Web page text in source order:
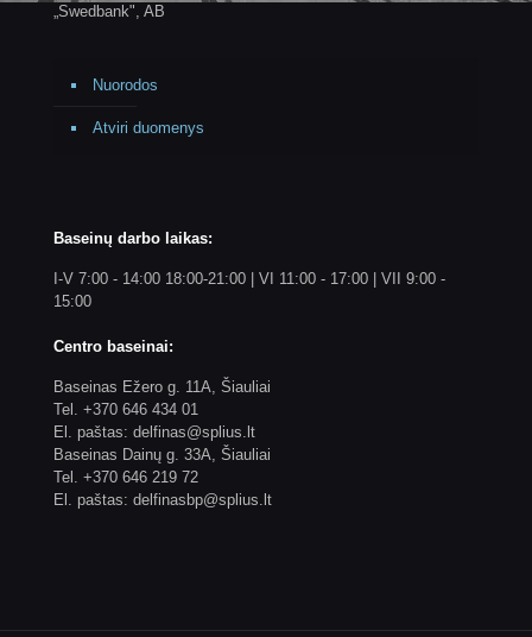
„Swedbank", AB
Nuorodos
Atviri duomenys
Baseinų darbo laikas:
I-V 7:00 - 14:00 18:00-21:00 | VI 11:00 - 17:00 | VII 9:00 -
15:00
Centro baseinai:
Baseinas Ežero g. 11A, Šiauliai
Tel. +370 646 434 01
El. paštas: delfinas@splius.lt
Baseinas Dainų g. 33A, Šiauliai
Tel. +370 646 219 72
El. paštas: delfinasbp@splius.lt